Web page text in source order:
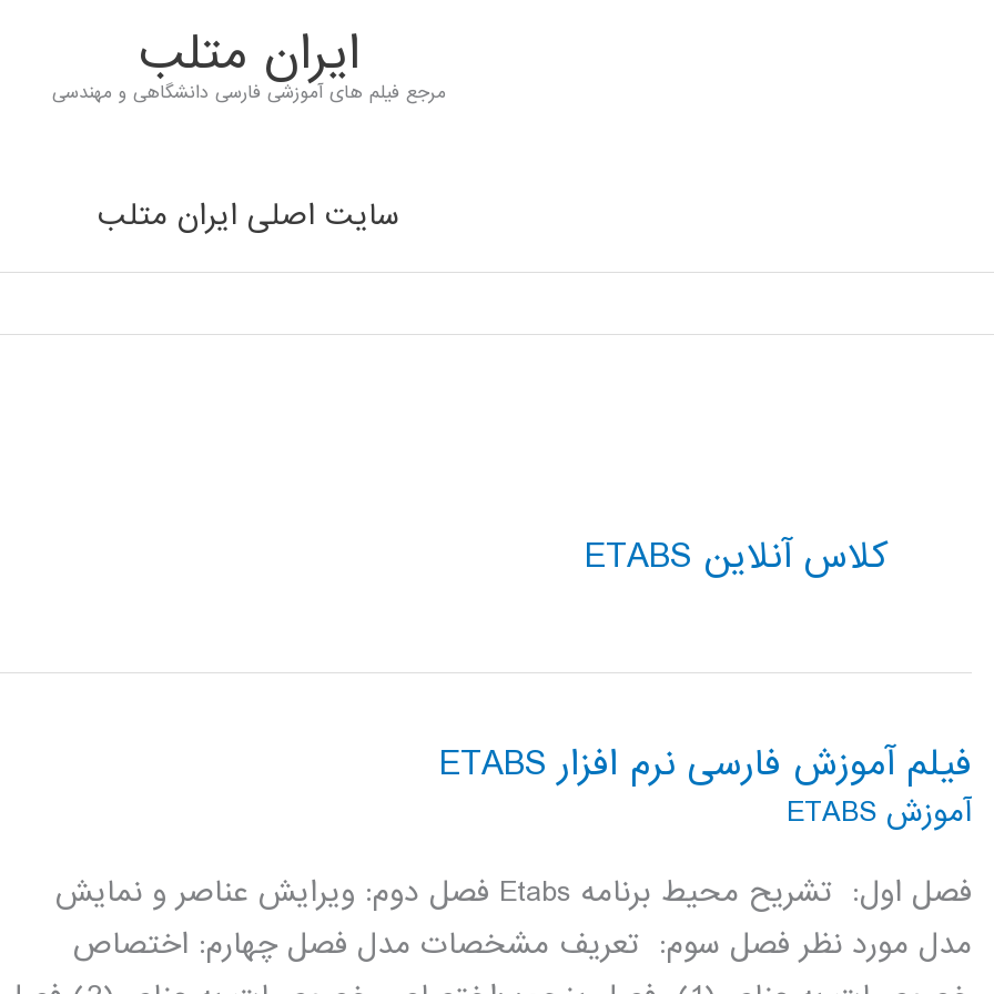
ايران متلب
مرجع فیلم های آموزشی فارسی دانشگاهی و مهندسی
سایت اصلی ایران متلب
کلاس آنلاین ETABS
فیلم آموزش فارسی نرم افزار ETABS
آموزش ETABS
فصل اول: تشریح محیط برنامه Etabs فصل دوم: ویرایش عناصر و نمایش
مدل مورد نظر فصل سوم: تعریف مشخصات مدل فصل چهارم: اختصاص